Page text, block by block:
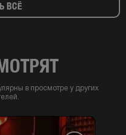
ВСЁ
в просмотре у других